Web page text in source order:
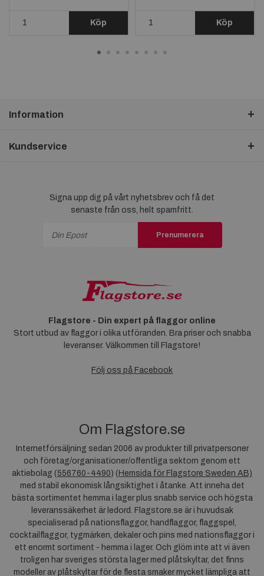
Köp Köp
Information
Kundservice
Signa upp dig på vårt nyhetsbrev och få det
senaste från oss, helt spamfritt.
Prenumerera
Flagstore - Din expert på flaggor online
Stort utbud av flaggor i olika utföranden. Bra priser och snabba
leveranser. Välkommen till Flagstore!
Följ oss på Facebook
Om Flagstore.se
Internetförsäljning sedan 2006 av produkter till privatpersoner
och företag/organisationer/offentliga sektorn genom ett
aktiebolag (556760-4490) ( Hemsida för Flagstore Sweden AB)
med stabil ekonomisk långsiktighet i åtanke. Att inneha det
bästa sortimentet hemma i lager plus snabb service och högsta
leveranssäkerhet är ledord. Flagstore.se är i huvudsak
specialiserad på nationsflaggor, handflaggor, flaggspel,
cocktailflaggor, tygmärken, dekaler och pins med nationsflaggor i
ett enormt sortiment - hemma i lager. Och glöm inte att vi även
troligen har sveriges största lager med plåtskyltar, det finns
modeller av plåtskyltar för de flesta smaker mycket lämpliga att